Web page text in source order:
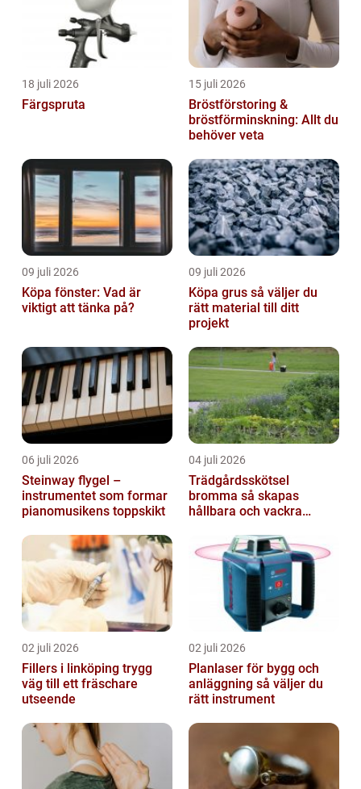
18 juli 2026
Färgspruta
15 juli 2026
Bröstförstoring &
bröstförminskning: Allt du
behöver veta
09 juli 2026
Köpa fönster: Vad är
viktigt att tänka på?
09 juli 2026
Köpa grus så väljer du
rätt material till ditt
projekt
06 juli 2026
Steinway flygel –
instrumentet som formar
pianomusikens toppskikt
04 juli 2026
Trädgårdsskötsel
bromma så skapas
hållbara och vackra
02 juli 2026
Fillers i linköping trygg
väg till ett fräschare
utseende
02 juli 2026
Planlaser för bygg och
anläggning så väljer du
rätt instrument